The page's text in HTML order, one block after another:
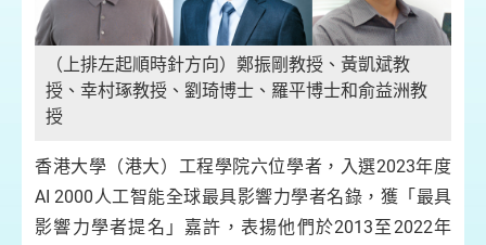
（上排左起順時針方向）鄭振剛教授、黃凱斌教
授、幸村琢教授、劉琦博士、羅平博士和俞益洲教
授
香港大學（港大）工程學院六位學者，入選2023年度
AI 2000人工智能全球最具影響力學者名錄，獲「最具
影響力學者提名」嘉許，表揚他們於2013至2022年